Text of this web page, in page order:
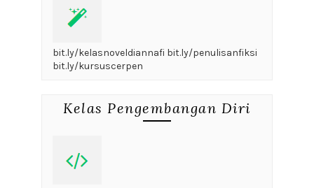
bit.ly/kelasnoveldiannafi bit.ly/penulisanfiksi
bit.ly/kursuscerpen
Kelas Pengembangan Diri